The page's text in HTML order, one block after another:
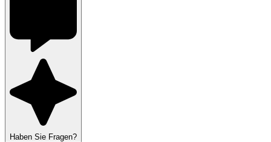
Haben Sie Fragen?